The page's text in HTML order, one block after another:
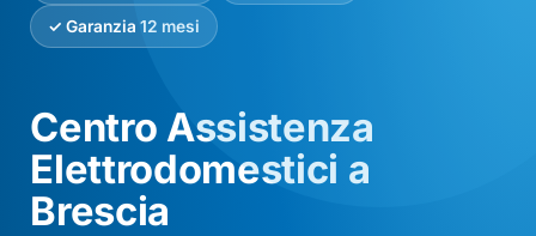
✓ Garanzia 12 mesi
Centro Assistenza
Elettrodomestici a
Brescia